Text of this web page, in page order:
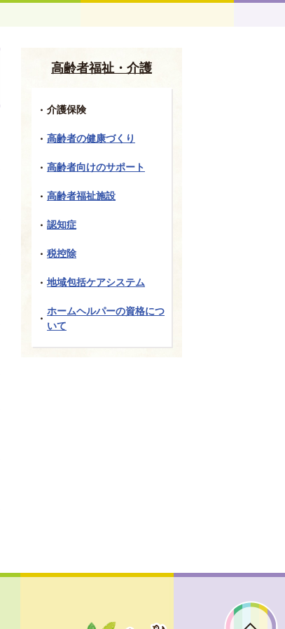
高齢者福祉・介護
介護保険
高齢者の健康づくり
高齢者向けのサポート
高齢者福祉施設
認知症
税控除
地域包括ケアシステム
ホームヘルパーの資格につ
いて